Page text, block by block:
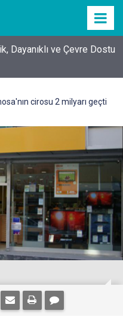
Dayanıklı ve Çevre Dostu
cirosu 2 milyarı geçti